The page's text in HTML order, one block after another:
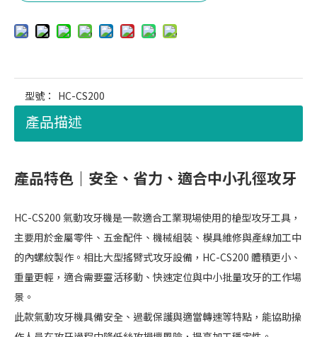
型號： HC-CS200
產品描述
產品特色｜安全、省力、適合中小孔徑攻牙
HC-CS200 氣動攻牙機是一款適合工業現場使用的槍型攻牙工具，
主要用於金屬零件、五金配件、機械組裝、模具維修與產線加工中
的內螺紋製作。相比大型搖臂式攻牙設備，HC-CS200 體積更小、
重量更輕，適合需要靈活移動、快速定位與中小批量攻牙的工作場
景。
此款氣動攻牙機具備安全、過載保護與適當轉速等特點，能協助操